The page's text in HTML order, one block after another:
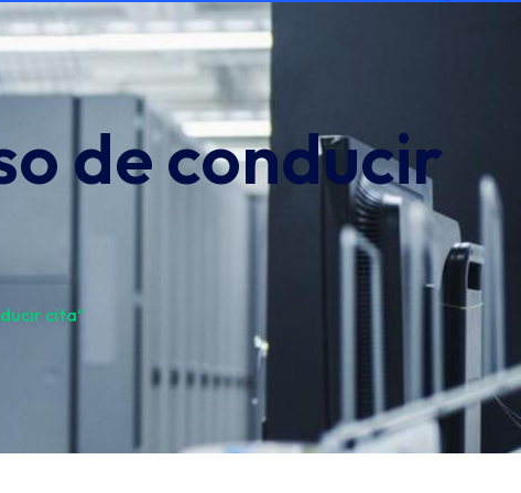
de conducir
cita“